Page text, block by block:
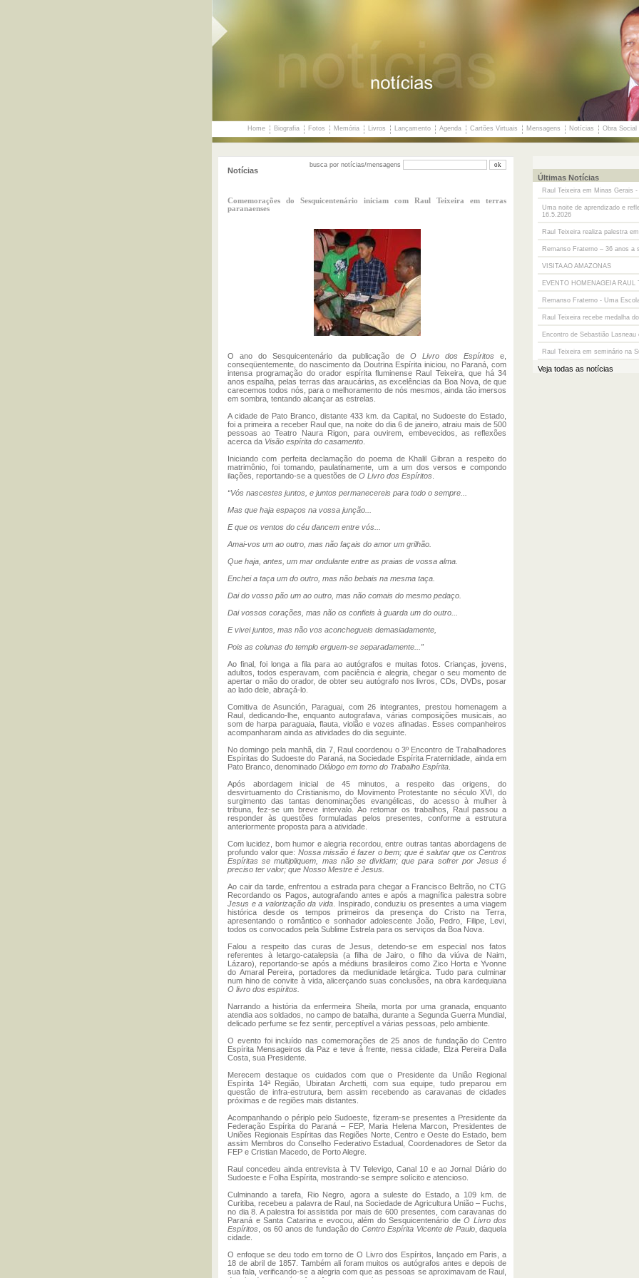
Home Biografia Fotos Memória Livros Lançamento Agenda Cartões Virtuais Mensagens Notícias Obra Social
Últimas Notícias
Raul Teixeira em Minas Gerais
Uma noite de aprendizado e
16.5.2026
Raul Teixeira realiza palestra
Remanso Fraterno – 36 anos a
VISITA AO AMAZONAS
EVENTO HOMENAGEIA RAUL
Remanso Fraterno - Uma
Raul Teixeira recebe medalha
Encontro de Sebastião Lasneau
Raul Teixeira em seminário na
Veja todas as notícias
Notícias
busca por notícias/mensagens
Comemorações do Sesquicentenário iniciam com Raul Teixeira em terras
paranaenses
O ano do Sesquicentenário da publicação de O Livro dos Espíritos e,
conseqüentemente, do nascimento da Doutrina Espírita iniciou, no Paraná, com
intensa programação do orador espírita fluminense Raul Teixeira, que há 34
anos espalha, pelas terras das araucárias, as excelências da Boa Nova, de que
carecemos todos nós, para o melhoramento de nós mesmos, ainda tão imersos
em sombra, tentando alcançar as estrelas.
A cidade de Pato Branco, distante 433 km. da Capital, no Sudoeste do Estado,
foi a primeira a receber Raul que, na noite do dia 6 de janeiro, atraiu mais de 500
pessoas ao Teatro Naura Rigon, para ouvirem, embevecidos, as reflexões
acerca da Visão espírita do casamento
Iniciando com perfeita declamação do poema de Khalil Gibran a respeito do
matrimônio, foi tomando, paulatinamente, um a um dos versos e compondo
ilações, reportando-se a questões de O Livro dos Espíritos
“Vós nascestes juntos, e juntos permanecereis para todo o sempre...
Mas que haja espaços na vossa junção...
E que os ventos do céu dancem entre vós...
Amai-vos um ao outro, mas não façais do amor um grilhão.
Que haja, antes, um mar ondulante entre as praias de vossa alma.
Enchei a taça um do outro, mas não bebais na mesma taça.
Dai do vosso pão um ao outro, mas não comais do mesmo pedaço.
Dai vossos corações, mas não os confieis à guarda um do outro...
E vivei juntos, mas não vos aconchegueis demasiadamente,
Pois as colunas do templo erguem-se separadamente...”
Ao final, foi longa a fila para ao autógrafos e muitas fotos. Crianças, jovens,
adultos, todos esperavam, com paciência e alegria, chegar o seu momento de
apertar o mão do orador, de obter seu autógrafo nos livros, CDs, DVDs, posar
ao lado dele, abraçá-lo.
Comitiva de Asunción, Paraguai, com 26 integrantes, prestou homenagem a
Raul, dedicando-lhe, enquanto autografava, várias composições musicais, ao
som de harpa paraguaia, flauta, violão e vozes afinadas. Esses companheiros
acompanharam ainda as atividades do dia seguinte.
No domingo pela manhã, dia 7, Raul coordenou o 3º Encontro de Trabalhadores
Espíritas do Sudoeste do Paraná, na Sociedade Espírita Fraternidade, ainda em
Pato Branco, denominado Diálogo em torno do Trabalho Espírita
Após abordagem inicial de 45 minutos, a respeito das origens, do
desvirtuamento do Cristianismo, do Movimento Protestante no século XVI, do
surgimento das tantas denominações evangélicas, do acesso à mulher à
tribuna, fez-se um breve intervalo. Ao retomar os trabalhos, Raul passou a
responder às questões formuladas pelos presentes, conforme a estrutura
anteriormente proposta para a atividade.
Com lucidez, bom humor e alegria recordou, entre outras tantas abordagens de
profundo valor que: Nossa missão é fazer o bem; que é salutar que os Centros
Espíritas se multipliquem, mas não se dividam; que para sofrer por Jesus é
preciso ter valor; que Nosso Mestre é Jesus.
Ao cair da tarde, enfrentou a estrada para chegar a Francisco Beltrão, no CTG
Recordando os Pagos, autografando antes e após a magnífica palestra sobre
Jesus e a valorização da vida. Inspirado, conduziu os presentes a uma viagem
histórica desde os tempos primeiros da presença do Cristo na Terra,
apresentando o romântico e sonhador adolescente João, Pedro, Filipe, Levi,
todos os convocados pela Sublime Estrela para os serviços da Boa Nova.
Falou a respeito das curas de Jesus, detendo-se em especial nos fatos
referentes à letargo-catalepsia (a filha de Jairo, o filho da viúva de Naim,
Lázaro), reportando-se após a médiuns brasileiros como Zico Horta e Yvonne
do Amaral Pereira, portadores da mediunidade letárgica. Tudo para culminar
num hino de convite à vida, alicerçando suas conclusões, na obra kardequiana
O livro dos espíritos.
Narrando a história da enfermeira Sheila, morta por uma granada, enquanto
atendia aos soldados, no campo de batalha, durante a Segunda Guerra Mundial,
delicado perfume se fez sentir, perceptível a várias pessoas, pelo ambiente.
O evento foi incluído nas comemorações de 25 anos de fundação do Centro
Espírita Mensageiros da Paz e teve à frente, nessa cidade, Elza Pereira Dalla
Costa, sua Presidente.
Merecem destaque os cuidados com que o Presidente da União Regional
Espírita 14ª Região, Ubiratan Archetti, com sua equipe, tudo preparou em
questão de infra-estrutura, bem assim recebendo as caravanas de cidades
próximas e de regiões mais distantes.
Acompanhando o périplo pelo Sudoeste, fizeram-se presentes a Presidente da
Federação Espírita do Paraná – FEP, Maria Helena Marcon, Presidentes de
Uniões Regionais Espíritas das Regiões Norte, Centro e Oeste do Estado, bem
assim Membros do Conselho Federativo Estadual, Coordenadores de Setor da
FEP e Cristian Macedo, de Porto Alegre.
Raul concedeu ainda entrevista à TV Televigo, Canal 10 e ao Jornal Diário do
Sudoeste e Folha Espírita, mostrando-se sempre solícito e atencioso.
Culminando a tarefa, Rio Negro, agora a suleste do Estado, a 109 km. de
Curitiba, recebeu a palavra de Raul, na Sociedade de Agricultura União – Fuchs,
no dia 8. A palestra foi assistida por mais de 600 presentes, com caravanas do
Paraná e Santa Catarina e evocou, além do Sesquicentenário de O Livro dos
Espíritos , os 60 anos de fundação do Centro Espírita Vicente de Paulo, daquela
cidade.
O enfoque se deu todo em torno de O Livro dos Espíritos, lançado em Paris, a
18 de abril de 1857. Também ali foram muitos os autógrafos antes e depois de
sua fala, verificando-se a alegria com que as pessoas se aproximavam de Raul,